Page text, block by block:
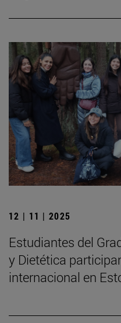
12 | 11 | 2025
Estudiantes del
y Dietética
internacional en